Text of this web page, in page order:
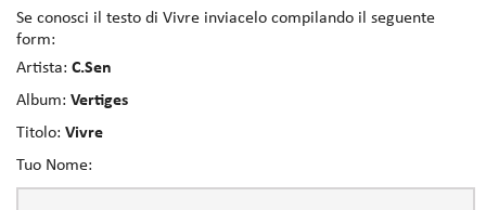
Se conosci il testo di Vivre inviacelo compilando il seguente
form:
Artista: C.Sen
Album: Vertiges
Titolo: Vivre
Tuo Nome: